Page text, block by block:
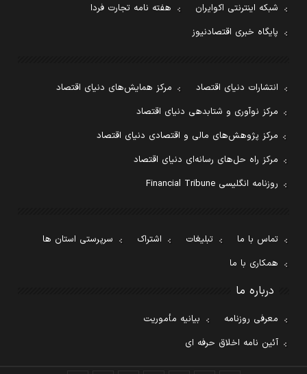
شبکه اینترنتی اکوایران
هفته نامه تجارت فردا
پایگاه خبری اقتصادنیوز
انتشارات دنیای اقتصاد
مرکز همایش‌های دنیای اقتصاد
مرکز نوآوری و شتابدهی دنیای اقتصاد
مرکز پژوهش‌های مالی و اقتصادی دنیای اقتصاد
مرکز راه حل‌های رسانه‌ای دنیای اقتصاد
روزنامه انگلیسی Financial Tribune
تماس با ما تبلیغات اشتراک
سرپرستی استان ها
همکاری با ما
درباره ما
معرفی روزنامه
بیانیه مأموریت
آئین نامه اخلاق حرفه ای